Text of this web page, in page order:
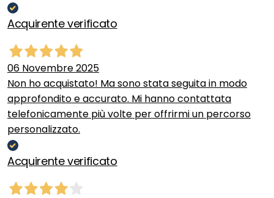
Acquirente verificato
06 Novembre 2025
Non ho acquistato! Ma sono stata seguita in modo
approfondito e accurato. Mi hanno contattata
telefonicamente più volte per offrirmi un percorso
personalizzato.
Acquirente verificato